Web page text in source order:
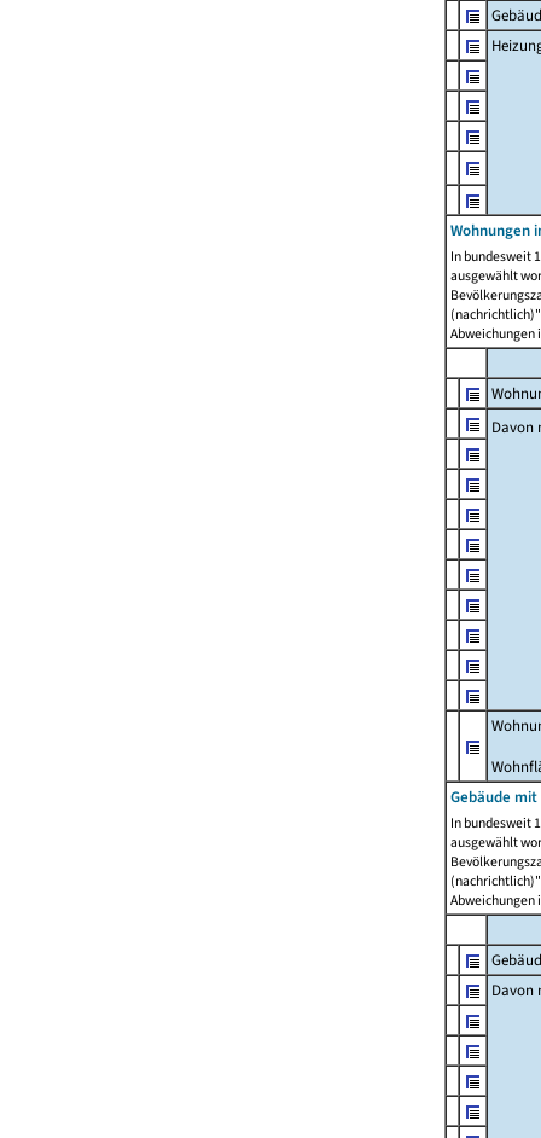
Wohnungen
In bundesweit
ausgewählt
Abweichungen
Davon
Gebäude
In bundesweit
ausgewählt
Abweichungen
Davon